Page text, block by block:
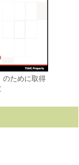
のために取得